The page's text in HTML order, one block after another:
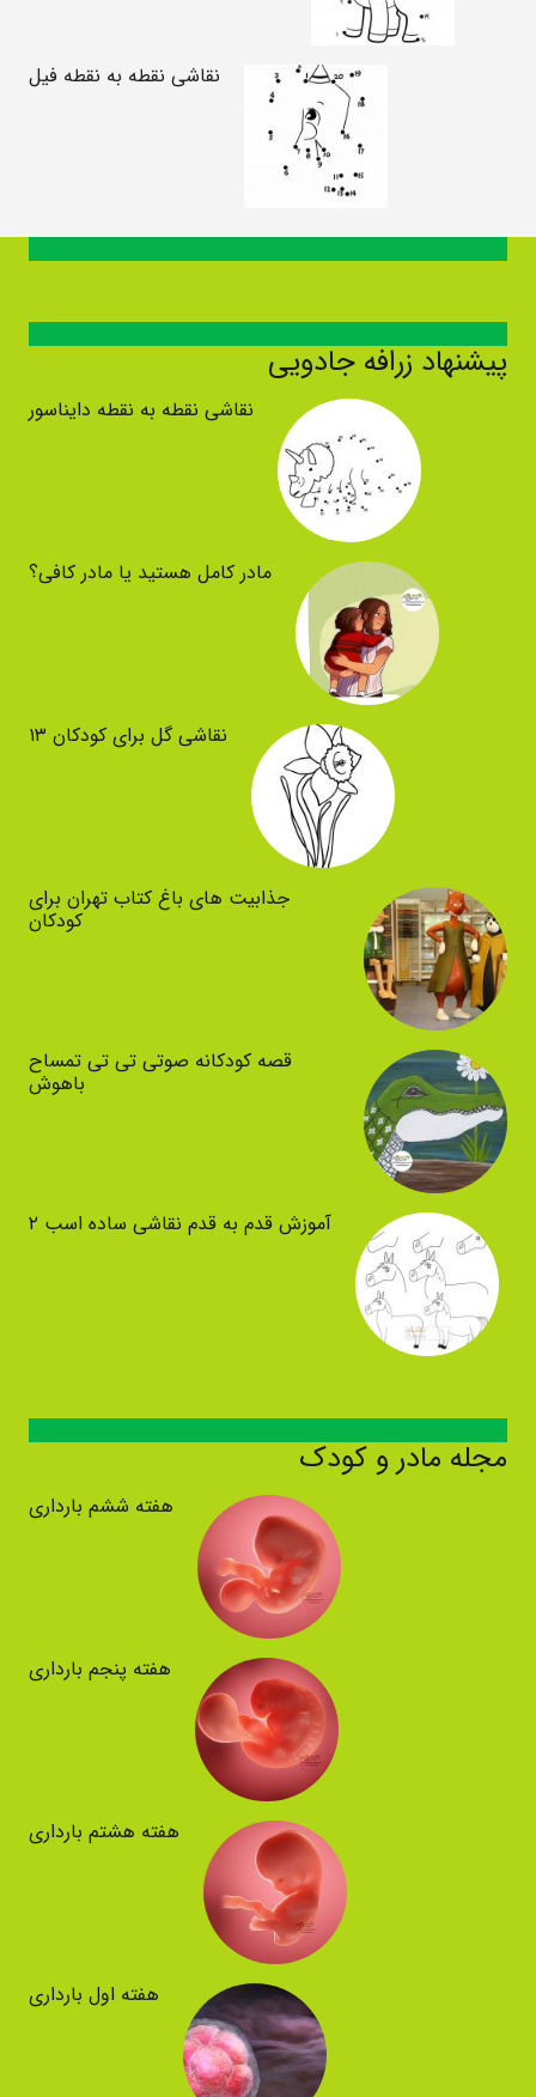
نقاشی نقطه به نقطه فیل
پیشنهاد زرافه جادویی
نقاشی نقطه به نقطه دایناسور
مادر کامل هستید یا مادر کافی؟
نقاشی گل برای کودکان ۱۳
جذابیت های باغ کتاب تهران برای
کودکان
قصه کودکانه صوتی تی تی تمساح
باهوش
آموزش قدم به قدم نقاشی ساده اسب ۲
مجله مادر و کودک
هفته ششم بارداری
هفته پنجم بارداری
هفته هشتم بارداری
هفته اول بارداری